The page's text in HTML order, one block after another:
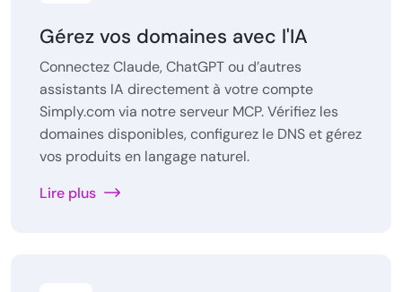
Gérez vos domaines avec l'IA
Connectez Claude, ChatGPT ou d’autres
assistants IA directement à votre compte
Simply.com via notre serveur MCP. Vérifiez les
domaines disponibles, configurez le DNS et gérez
vos produits en langage naturel.
Lire plus